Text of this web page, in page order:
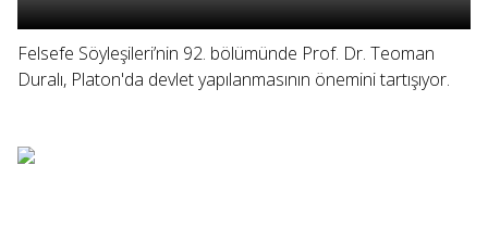
Felsefe Söyleşileri’nin 92. bölümünde Prof. Dr. Teoman
Duralı, Platon'da devlet yapılanmasının önemini tartışıyor.